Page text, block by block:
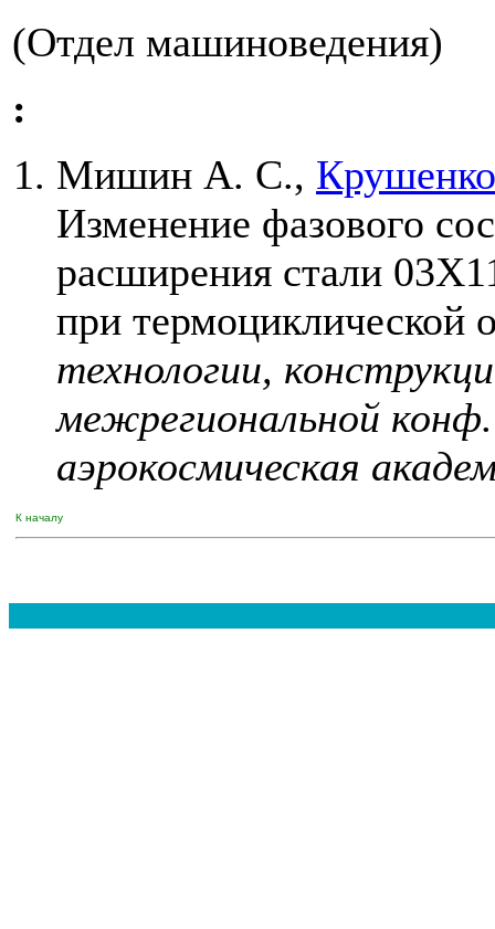
(Отдел машиноведения)
:
Мишин А. С.,
Изменение фазового
расширения стали
при термоциклической
технологии,
межрегиональной
аэрокосмическая
К началу